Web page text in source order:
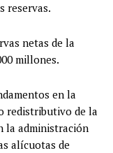
reservas.
netas de la
millones.
en la
redistributivo de la
la administración
alícuotas de